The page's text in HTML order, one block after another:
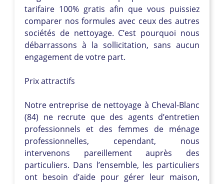
tarifaire 100% gratis afin que vous puissiez
comparer nos formules avec ceux des autres
sociétés de nettoyage. C’est pourquoi nous
débarrassons à la sollicitation, sans aucun
engagement de votre part.
Prix attractifs
Notre entreprise de nettoyage à Cheval-Blanc
(84) ne recrute que des agents d’entretien
professionnels et des femmes de ménage
professionnelles, cependant, nous
intervenons pareillement auprès des
particuliers. Dans l’ensemble, les particuliers
ont besoin d’aide pour gérer leur maison,